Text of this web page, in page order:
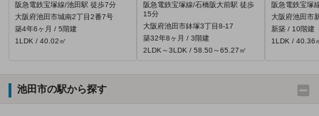
阪急電鉄宝塚線/池田駅 徒歩7分
大阪府池田市城南2丁目2番7号
築4年6ヶ月 / 5階建
1LDK / 40.02㎡
阪急電鉄宝塚線/石橋阪大前駅 徒歩
15分
大阪府池田市鉢塚3丁目8-17
築32年8ヶ月 / 3階建
2LDK～3LDK / 58.50～65.27㎡
阪急電鉄宝塚
大阪府池田市
新築 / 10階建
1LDK / 40.36
池田市の駅から探す